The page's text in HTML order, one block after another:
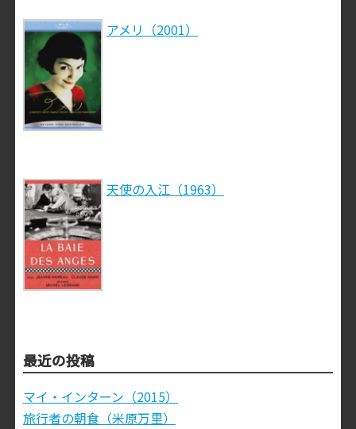
アメリ（2001）
天使の入江（1963）
最近の投稿
マイ・インターン（2015）
旅行者の朝食（米原万里）